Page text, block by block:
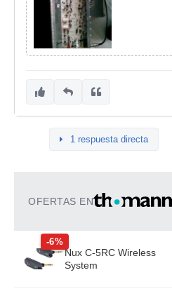
1 respuesta directa
OFERTAS EN
-6%
Nux C-5RC Wireless
System